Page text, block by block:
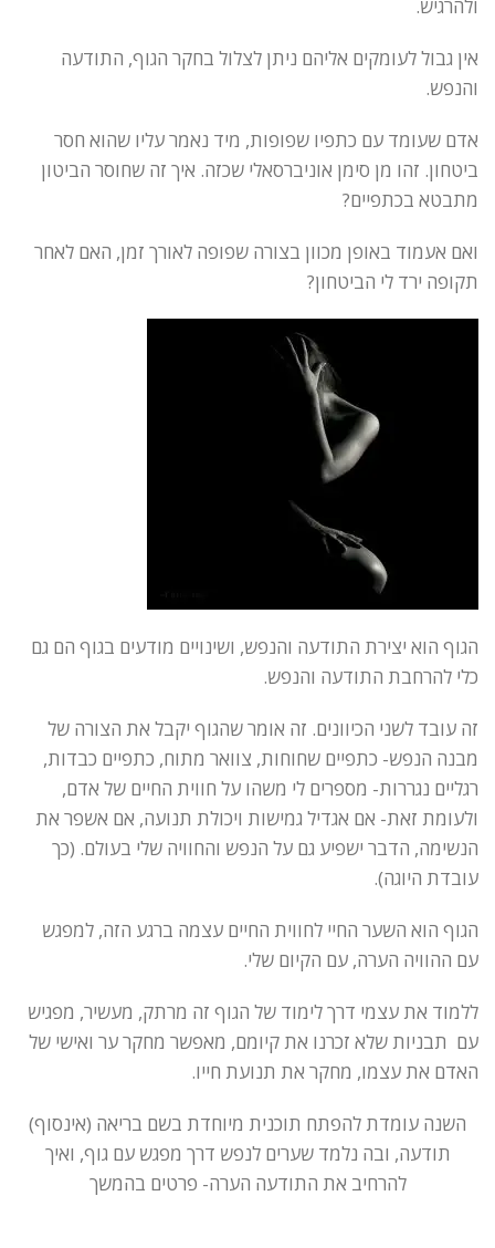
ולהרגיש.
אין גבול לעומקים אליהם ניתן לצלול בחקר הגוף, התודעה
והנפש.
אדם שעומד עם כתפיו שפופות, מיד נאמר עליו שהוא חסר
ביטחון. זהו מן סימן אוניברסאלי שכזה. איך זה שחוסר הביטון
מתבטא בכתפיים?
ואם אעמוד באופן מכוון בצורה שפופה לאורך זמן, האם לאחר
תקופה ירד לי הביטחון?
הגוף הוא יצירת התודעה והנפש, ושינויים מודעים בגוף הם גם
כלי להרחבת התודעה והנפש.
זה עובד לשני הכיוונים. זה אומר שהגוף יקבל את הצורה של
מבנה הנפש- כתפיים שחוחות, צוואר מתוח, כתפיים כבדות,
רגליים נגררות- מספרים לי משהו על חווית החיים של אדם,
ולעומת זאת- אם אגדיל גמישות ויכולת תנועה, אם אשפר את
הנשימה, הדבר ישפיע גם על הנפש והחוויה שלי בעולם. (כך
עובדת היוגה).
הגוף הוא השער החיי לחווית החיים עצמה ברגע הזה, למפגש
עם ההוויה הערה, עם הקיום שלי.
ללמוד את עצמי דרך לימוד של הגוף זה מרתק, מעשיר, מפגיש
עם תבניות שלא זכרנו את קיומם, מאפשר מחקר ער ואישי של
האדם את עצמו, מחקר את תנועת חייו.
השנה עומדת להפתח תוכנית מיוחדת בשם בריאה (אינסוף)
תודעה, ובה נלמד שערים לנפש דרך מפגש עם גוף, ואיך
להרחיב את התודעה הערה- פרטים בהמשך